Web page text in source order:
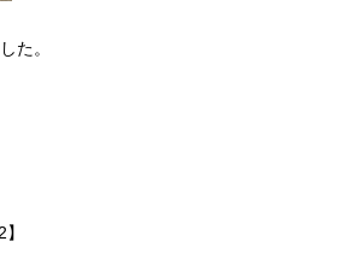
た。